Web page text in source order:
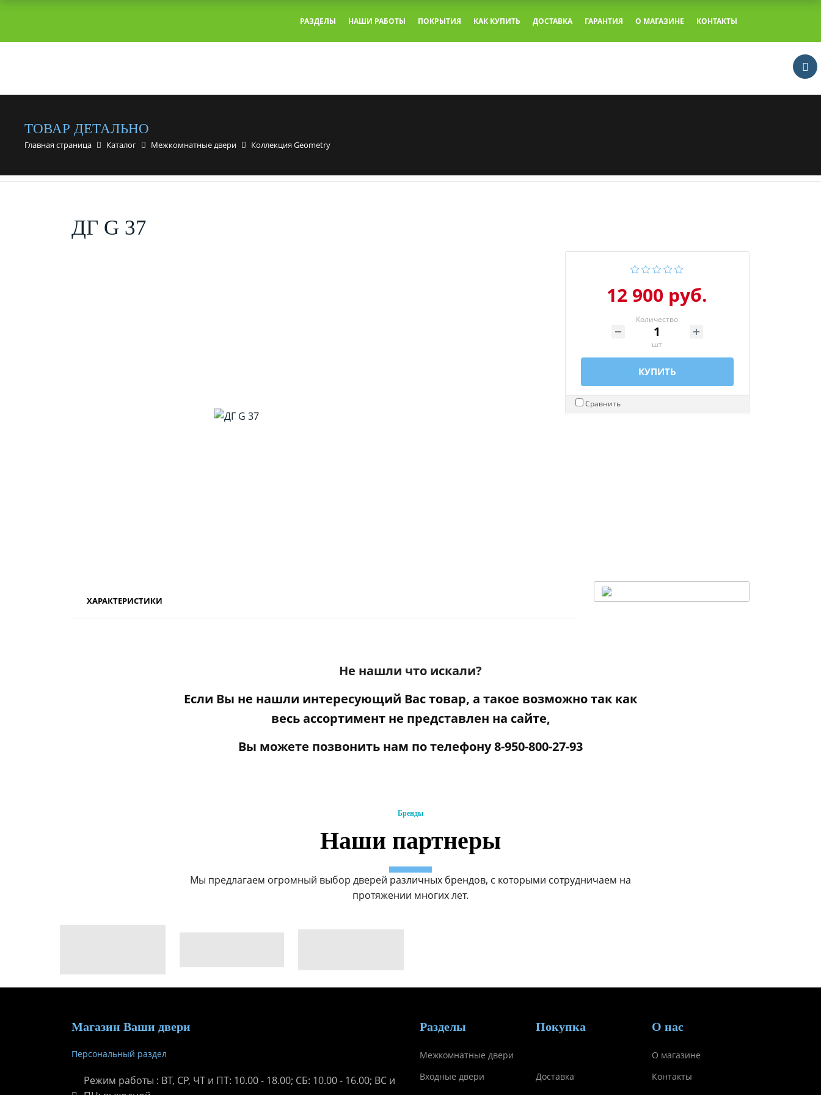
РАЗДЕЛЫ НАШИ РАБОТЫ ПОКРЫТИЯ КАК КУПИТЬ ДОСТАВКА ГАРАНТИЯ О МАГАЗИНЕ КОНТАКТЫ
ТОВАР ДЕТАЛЬНО
Главная страница Каталог Межкомнатные двери Коллекция Geometry
ДГ G 37
12 900 руб.
Количество
шт
КУПИТЬ
Сравнить
ХАРАКТЕРИСТИКИ
Не нашли что искали?
Если Вы не нашли интересующий Вас товар, а такое возможно так как
весь ассортимент не представлен на сайте,
Вы можете позвонить нам по телефону8-950-800-27-93
Бренды
Наши партнеры
Мы предлагаем огромный выбор дверей различных брендов, с которыми сотрудничаем на
протяжении многих лет.
Магазин Ваши двери
Персональный раздел
Режим работы : ВТ, СР, ЧТ и ПТ: 10.00 - 18.00; СБ: 10.00 - 16.00; ВС и
Разделы
Межкомнатные двери
Входные двери
Покупка
Доставка
О нас
О магазине
Контакты